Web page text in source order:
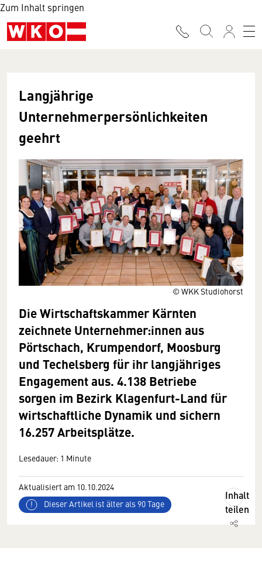
Zum Inhalt springen
© WKK Studiohorst
Langjährige
Unternehmerpersönlichkeiten
geehrt
Die Wirtschaftskammer Kärnten
zeichnete Unternehmer:innen aus
Pörtschach, Krumpendorf, Moosburg
und Techelsberg für ihr langjähriges
Engagement aus. 4.138 Betriebe
sorgen im Bezirk Klagenfurt-Land für
wirtschaftliche Dynamik und sichern
16.257 Arbeitsplätze.
Lesedauer: 1 Minute
Aktualisiert am 10.10.2024
Dieser Artikel ist älter als 90 Tage
Inhalt
teilen